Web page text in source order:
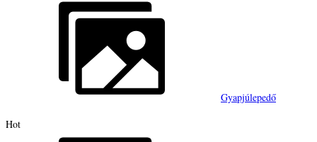
Gyapjúlepedő
Hot